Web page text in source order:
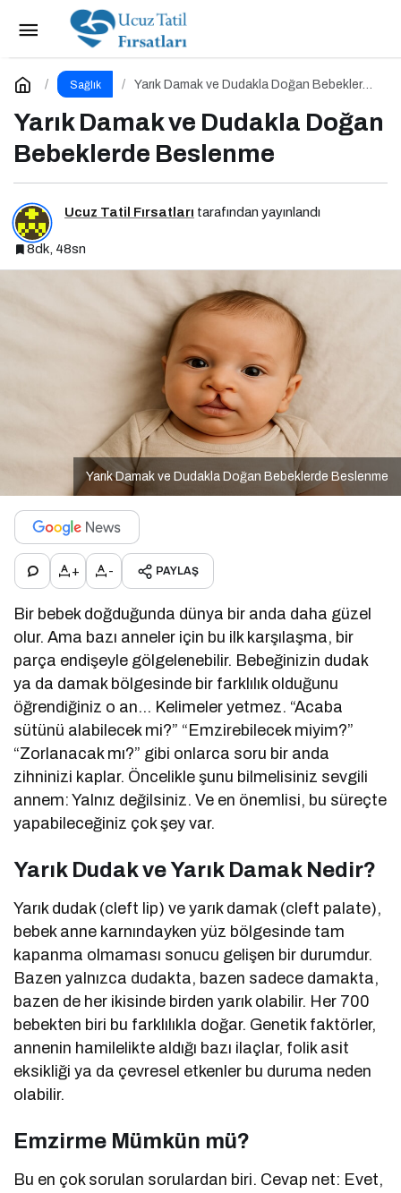
Sağlık
Yarık Damak ve Dudakla Doğan Bebeklerde
Yarık Damak ve Dudakla Doğan
Bebeklerde Beslenme
Ucuz Tatil Fırsatları tarafından yayınlandı
8dk, 48sn
Yarık Damak ve Dudakla Doğan Bebeklerde Beslenme
+ - PAYLAŞ
Bir bebek doğduğunda dünya bir anda daha güzel
olur. Ama bazı anneler için bu ilk karşılaşma, bir
parça endişeyle gölgelenebilir. Bebeğinizin dudak
ya da damak bölgesinde bir farklılık olduğunu
öğrendiğiniz o an… Kelimeler yetmez. “Acaba
sütünü alabilecek mi?” “Emzirebilecek miyim?”
“Zorlanacak mı?” gibi onlarca soru bir anda
zihninizi kaplar. Öncelikle şunu bilmelisiniz sevgili
annem: Yalnız değilsiniz. Ve en önemlisi, bu süreçte
yapabileceğiniz çok şey var.
Yarık Dudak ve Yarık Damak Nedir?
Yarık dudak (cleft lip) ve yarık damak (cleft palate),
bebek anne karnındayken yüz bölgesinde tam
kapanma olmaması sonucu gelişen bir durumdur.
Bazen yalnızca dudakta, bazen sadece damakta,
bazen de her ikisinde birden yarık olabilir. Her 700
bebekten biri bu farklılıkla doğar. Genetik faktörler,
annenin hamilelikte aldığı bazı ilaçlar, folik asit
eksikliği ya da çevresel etkenler bu duruma neden
olabilir.
Emzirme Mümkün mü?
Bu en çok sorulan sorulardan biri. Cevap net: Evet,
Sağlığın Gizli Kahramanları: Diyetisyenlerimiz
Yorum Yap